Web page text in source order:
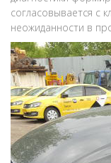
согласовывается с
неожиданности в